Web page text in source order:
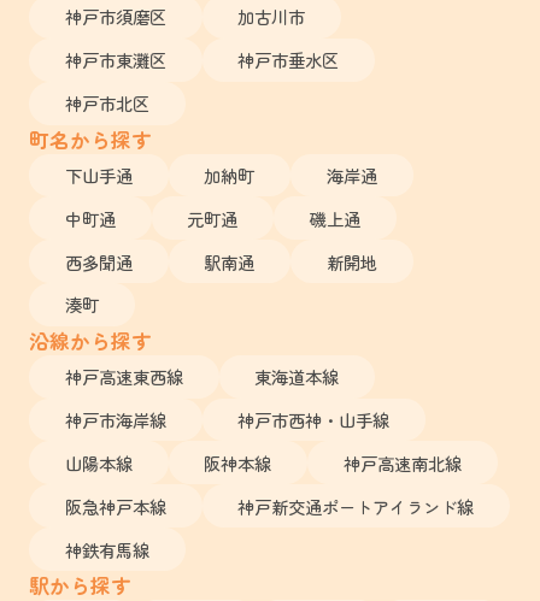
神戸市須磨区
加古川市
神戸市東灘区
神戸市垂水区
神戸市北区
町名から探す
下山手通 加納町
海岸通
中町通
元町通
磯上通
西多聞通
駅南通
新開地
湊町
沿線から探す
神戸高速東西線
東海道本線
神戸市海岸線
神戸市西神・山手線
山陽本線
阪神本線
神戸高速南北線
阪急神戸本線
神戸新交通ポートアイランド線
神鉄有馬線
駅から探す